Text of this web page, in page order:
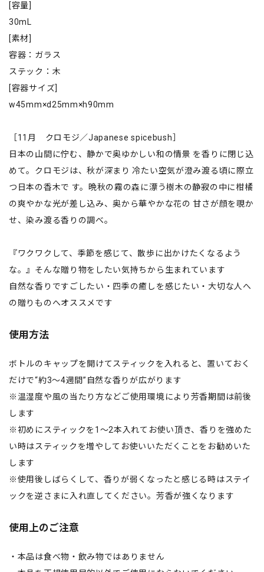
[容量]
30mL
[素材]
容器：ガラス
ステック：木
[容器サイズ]
w45mm×d25mm×h90mm
［11月 クロモジ／Japanese spicebush］
日本の山間に佇む、静かで奥ゆかしい和の情景 を香りに閉じ込
めて。クロモジは、秋が深まり 冷たい空気が澄み渡る頃に際立
つ日本の香木で す。晩秋の霧の森に漂う樹木の静寂の中に柑橘
の爽やかな光が差し込み、奥から華やかな花の 甘さが顔を覗か
せ、染み渡る香りの調べ。
『ワクワクして、季節を感じて、散歩に出かけたくなるよう
な。』そんな贈り物をしたい気持ちから生まれています
自然な香りですごしたい・四季の癒しを感じたい・大切な人へ
の贈りものへオススメです
使用方法
ボトルのキャップを開けてスティックを入れると、置いておく
だけで“約3〜4週間”自然な香りが広がります
※温湿度や風の当たり方などご使用環境により芳香期間は前後
します
※初めにスティックを1〜2本入れてお使い頂き、香りを強めた
い時はスティックを増やしてお使いいただくことをお勧めいた
します
※使用後しばらくして、香りが弱くなったと感じる時はステイ
ックを逆さまに入れ直してください。芳香が強くなります
使用上のご注意
・本品は食べ物・飲み物ではありません